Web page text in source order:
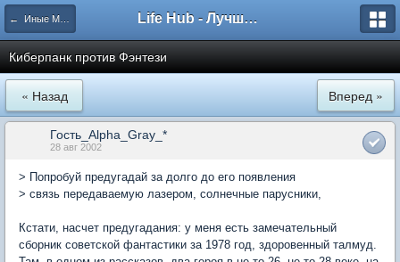
← Иные Миры Life Hub - Лучшие компьютерные игры мира
Киберпанк против Фэнтези
« Назад Вперед »
Гость_Alpha_Gray_*
28 авг 2002
> Попробуй предугадай за долго до его появления
> связь передаваемую лазером, солнечные парусники,
Кстати, насчет предугадания: у меня есть замечательный
сборник советской фантастики за 1978 год, здоровенный талмуд.